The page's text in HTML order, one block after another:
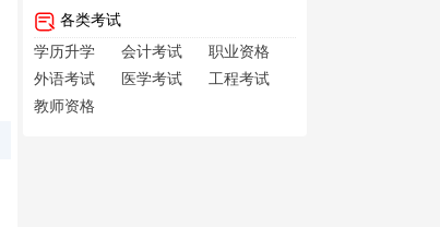
各类考试
学历升学
会计考试
职业资格
外语考试
医学考试
工程考试
教师资格